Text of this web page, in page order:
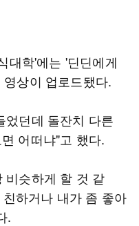
대학'에는 '딘딘에게
상이 업로드됐다.
었던데 돌잔치 다른
어떠냐"고 했다.
비슷하게 할 것 같
하거나 내가 좀 좋아
.